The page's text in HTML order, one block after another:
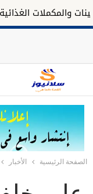
الغذائية؟
الصفحة الرئيسية الأخبار